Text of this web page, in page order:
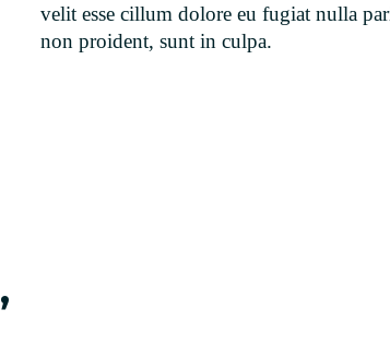
velit esse cillum dolore eu fugiat nulla
non proident, sunt in culpa.